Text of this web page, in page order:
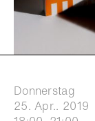
Donnerstag
25. Apr.. 2019